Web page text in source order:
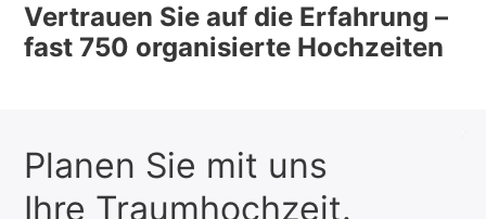
Vertrauen Sie auf die Erfahrung –
fast 750 organisierte Hochzeiten
Planen Sie mit uns
Ihre Traumhochzeit.